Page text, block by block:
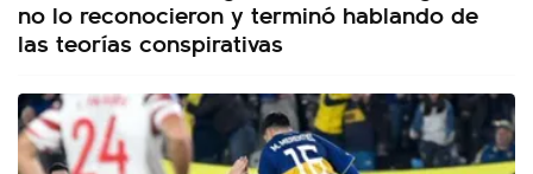
no lo reconocieron y terminó hablando de
las teorías conspirativas